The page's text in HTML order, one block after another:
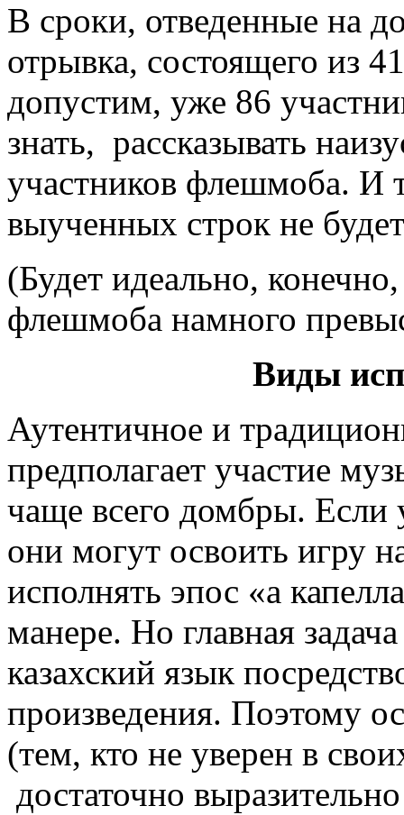
В сроки, отведенные на
отрывка, состоящего из
допустим, уже 86
знать, рассказывать
участников флешмоба. И
выученных строк не
(Будет идеально,
флешмоба намного
Виды
Аутентичное и
предполагает участие
чаще всего домбры. Если
они могут освоить игру
исполнять эпос «а
манере. Но главная
казахский язык
произведения. Поэтому
(тем, кто не уверен в
достаточно